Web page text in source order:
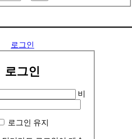
로그인
로그인
비
로그인 유지